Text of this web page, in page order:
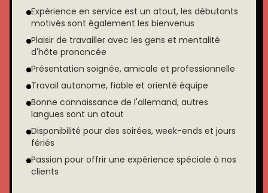
Expérience en service est un atout, les débutants
motivés sont également les bienvenus
Plaisir de travailler avec les gens et mentalité
d'hôte prononcée
Présentation soignée, amicale et professionnelle
Travail autonome, fiable et orienté équipe
Bonne connaissance de l'allemand, autres
langues sont un atout
Disponibilité pour des soirées, week-ends et jours
fériés
Passion pour offrir une expérience spéciale à nos
clients